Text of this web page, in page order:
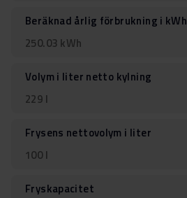
Beräknad årlig förbrukning i kWh
250.03 kWh
Volym i liter netto kylning
229 l
Frysens nettovolym i liter
100 l
Fryskapacitet